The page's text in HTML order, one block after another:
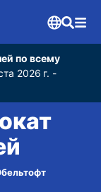
по всему
2026 г. -